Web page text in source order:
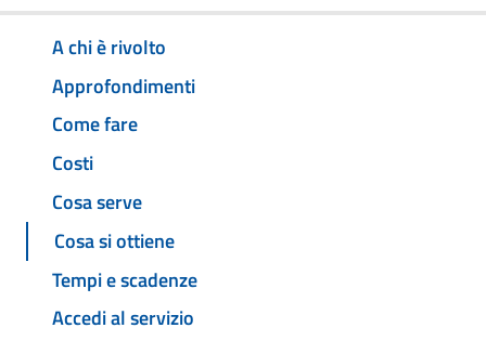
A chi è rivolto
Approfondimenti
Come fare
Costi
Cosa serve
Cosa si ottiene
Tempi e scadenze
Accedi al servizio